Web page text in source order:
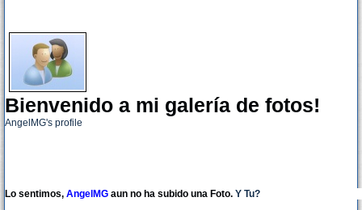
Bienvenido a mi galería de fotos!
AngelMG's profile
Lo sentimos, AngelMG aun no ha subido una Foto. Y Tu?